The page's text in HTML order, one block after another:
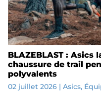
BLAZEBLAST : Asics
chaussure de trail
polyvalents
02 juillet 2026| Asics,